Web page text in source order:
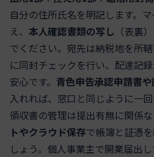
自分の住所氏名を明記します。
え、 本人確認書類の写し （表裏
でください。宛先は納税地を所
に同封チェックを行い、配達記
安心です。 青色申告承認申請書
入れれば、窓口と同じように一
領収書の管理は提出有無に関係な
トやクラウド保存で帳簿と証憑
しょう。個人事業主で開業届出